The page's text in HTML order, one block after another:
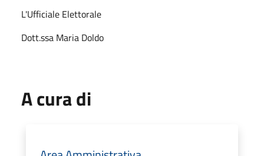
L'Ufficiale Elettorale
Dott.ssa Maria Doldo
A cura di